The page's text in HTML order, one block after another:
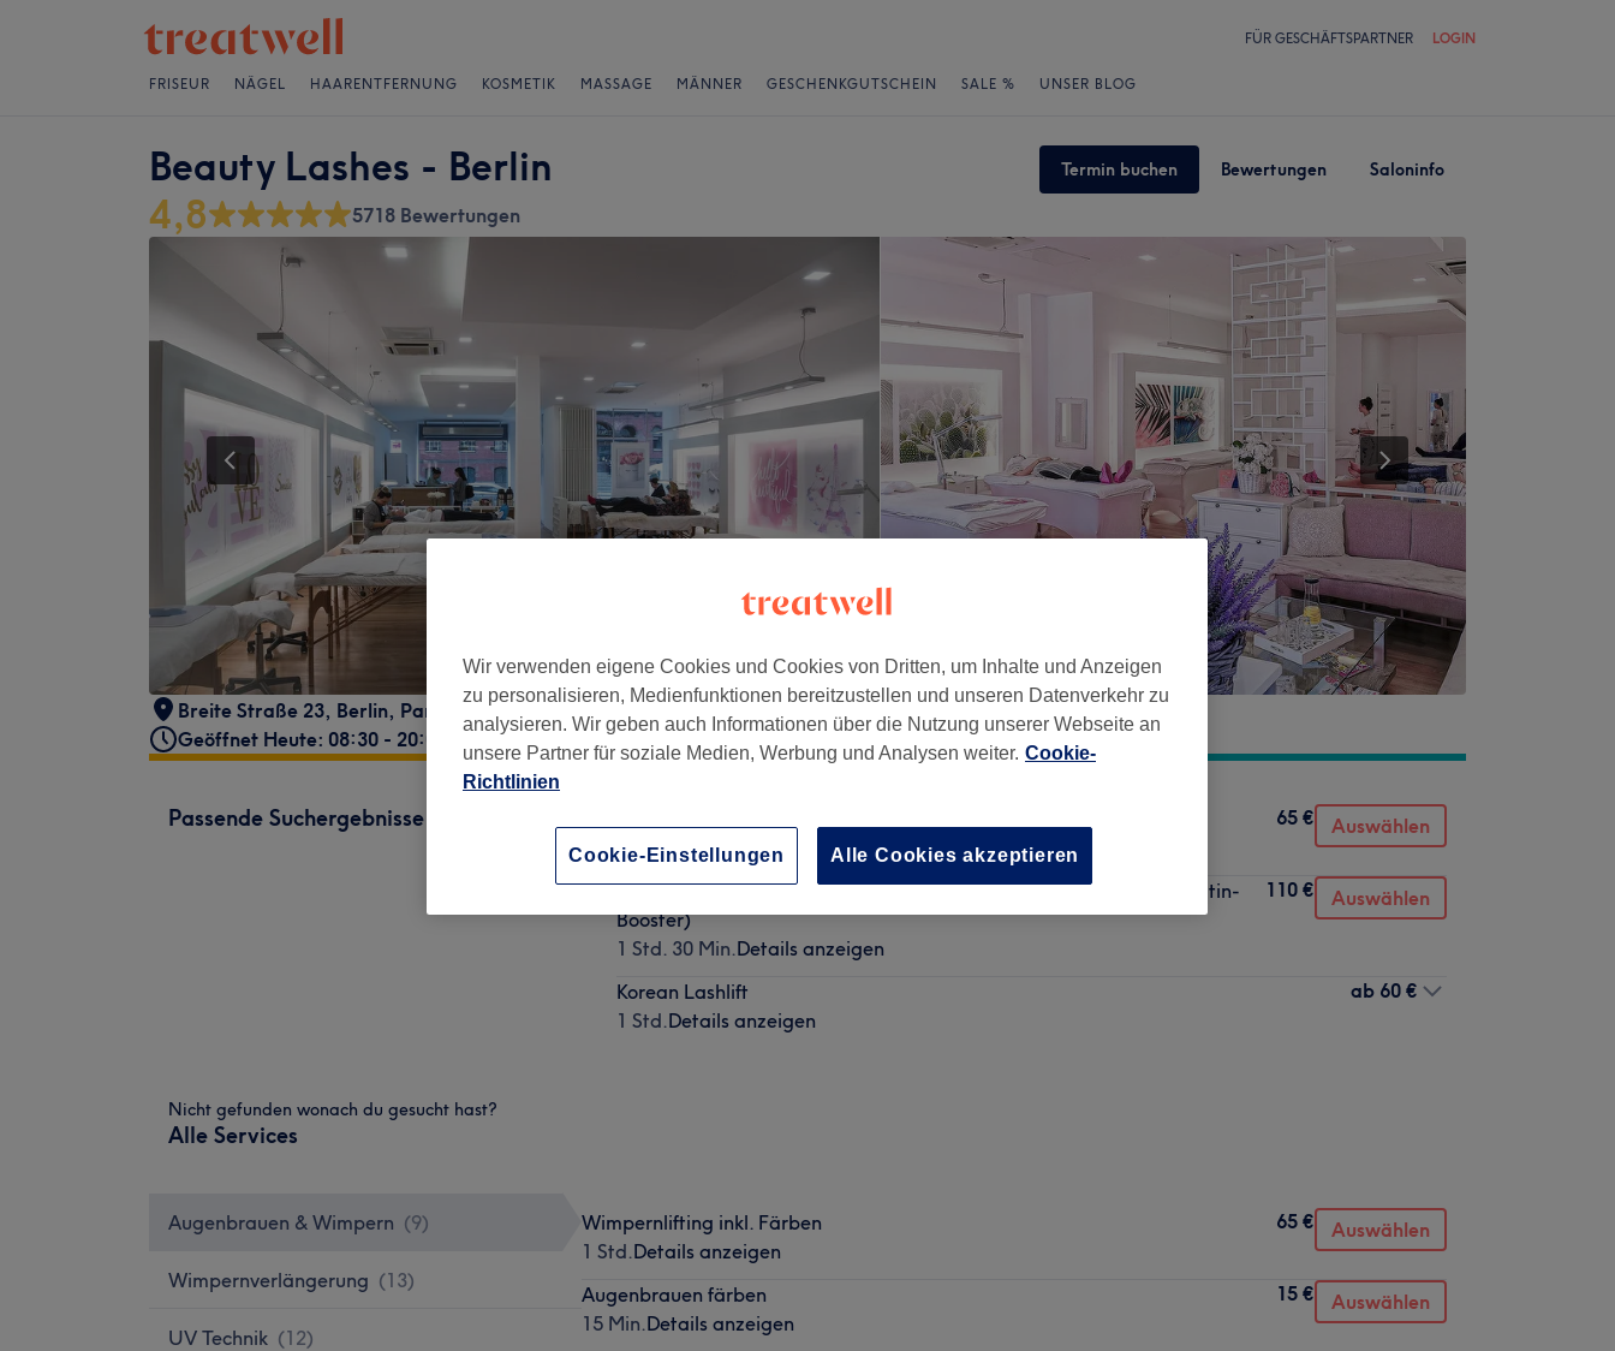
FÜR GESCHÄFTSPARTNER LOGIN
FRISEUR NÄGEL HAARENTFERNUNG KOSMETIK MASSAGE MÄNNER GESCHENKGUTSCHEIN SALE % UNSER BLOG
Beauty Lashes - Berlin Termin buchen Bewertungen Saloninfo
4,8 5718 Bewertungen
Breite Straße 23, Berlin, Pankow, 13187
Geöffnet Heute: 08:30 - 20:00
Passende Suchergebnisse
1 Std.Details anzeigen
65 € Auswählen
Lash & Brow Lifting "all in one" (inkl. Färben, Zupfen, Stutzen, Keratin-
Booster)
1 Std. 30 Min.Details anzeigen
110 € Auswählen
Korean Lashlift
1 Std.Details anzeigen
ab 60 €
Nicht gefunden wonach du gesucht hast?
Alle Services
Augenbrauen & Wimpern (9)
Wimpernverlängerung (13)
UV Technik (12)
Wimpernlifting inkl. Färben
1 Std.Details anzeigen
65 € Auswählen
Augenbrauen färben
15 Min.Details anzeigen
15 € Auswählen
Wir verwenden eigene Cookies und Cookies von Dritten, um Inhalte und Anzeigen
zu personalisieren, Medienfunktionen bereitzustellen und unseren Datenverkehr zu
analysieren. Wir geben auch Informationen über die Nutzung unserer Webseite an
unsere Partner für soziale Medien, Werbung und Analysen weiter. Cookie-
Richtlinien
Cookie-Einstellungen Alle Cookies akzeptieren